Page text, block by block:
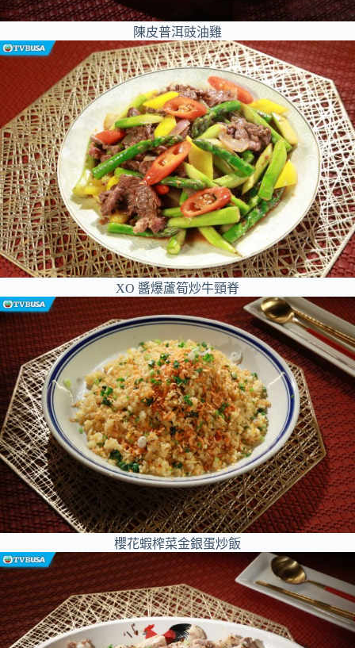
陳皮普洱豉油雞
XO 醬爆蘆筍炒牛頸脊
櫻花蝦榨菜金銀蛋炒飯